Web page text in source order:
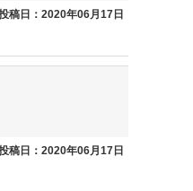
稿日：2020年06月17日
稿日：2020年06月17日